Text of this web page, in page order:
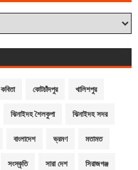
কবিতা কোটচাঁদপুর খালিশপুর
ঝিনাইদহ শৈলকুপা ঝিনাইদহ সদর
বাংলাদেশ ভ্রমণ মতামত
সংস্কৃতি সারা দেশ সিরাজগঞ্জ